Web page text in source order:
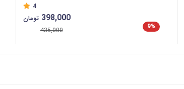
4
9%
398,000 تومان
435,000